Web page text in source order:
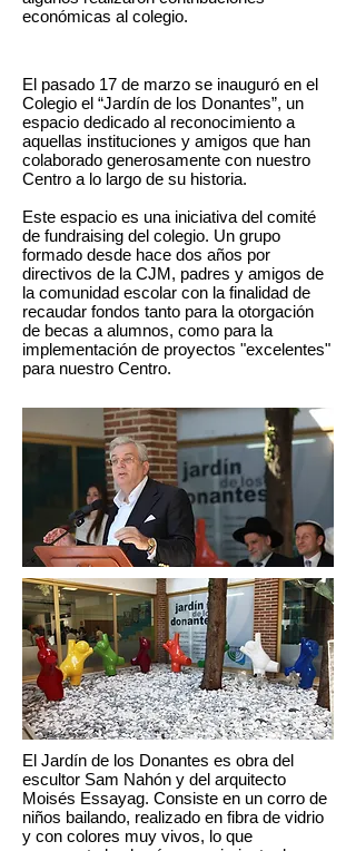
económicas al colegio.
El pasado 17 de marzo se inauguró en el
Colegio el “Jardín de los Donantes”, un
espacio dedicado al reconocimiento a
aquellas instituciones y amigos que han
colaborado generosamente con nuestro
Centro a lo largo de su historia.
Este espacio es una iniciativa del comité
de fundraising del colegio. Un grupo
formado desde hace dos años por
directivos de la CJM, padres y amigos de
la comunidad escolar con la finalidad de
recaudar fondos tanto para la otorgación
de becas a alumnos, como para la
implementación de proyectos "excelentes"
para nuestro Centro.
El Jardín de los Donantes es obra del
escultor Sam Nahón y del arquitecto
Moisés Essayag. Consiste en un corro de
niños bailando, realizado en fibra de vidrio
y con colores muy vivos, lo que